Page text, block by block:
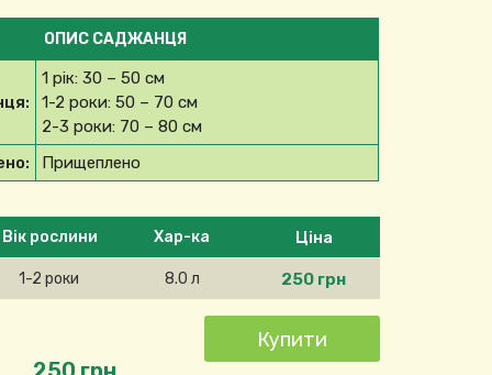
ОПИС САДЖАНЦЯ
1 рік: 30 – 50 см
1-2 роки: 50 – 70 см
2-3 роки: 70 – 80 см
Прищеплено
продукт
Вік рослини Хар-ка Ціна
1-2 роки 8.0 л 250 грн